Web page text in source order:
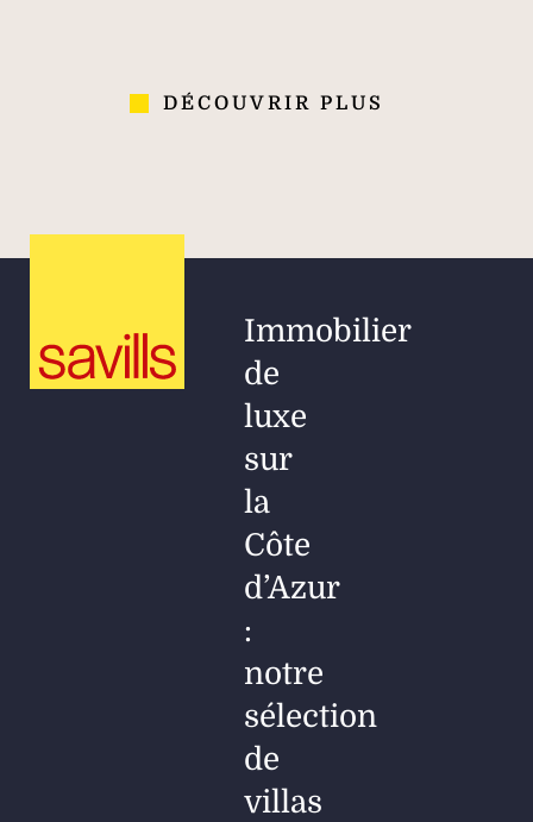
DÉCOUVRIR PLUS
Immobilier
de
luxe
sur
la
Côte
d’Azur
:
notre
sélection
de
villas